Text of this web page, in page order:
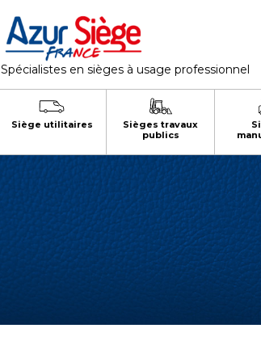
Spécialistes en sièges à usage professionnel
Siège utilitaires
Sièges travaux
publics